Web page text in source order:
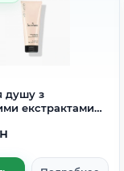
душу з
екстрактами